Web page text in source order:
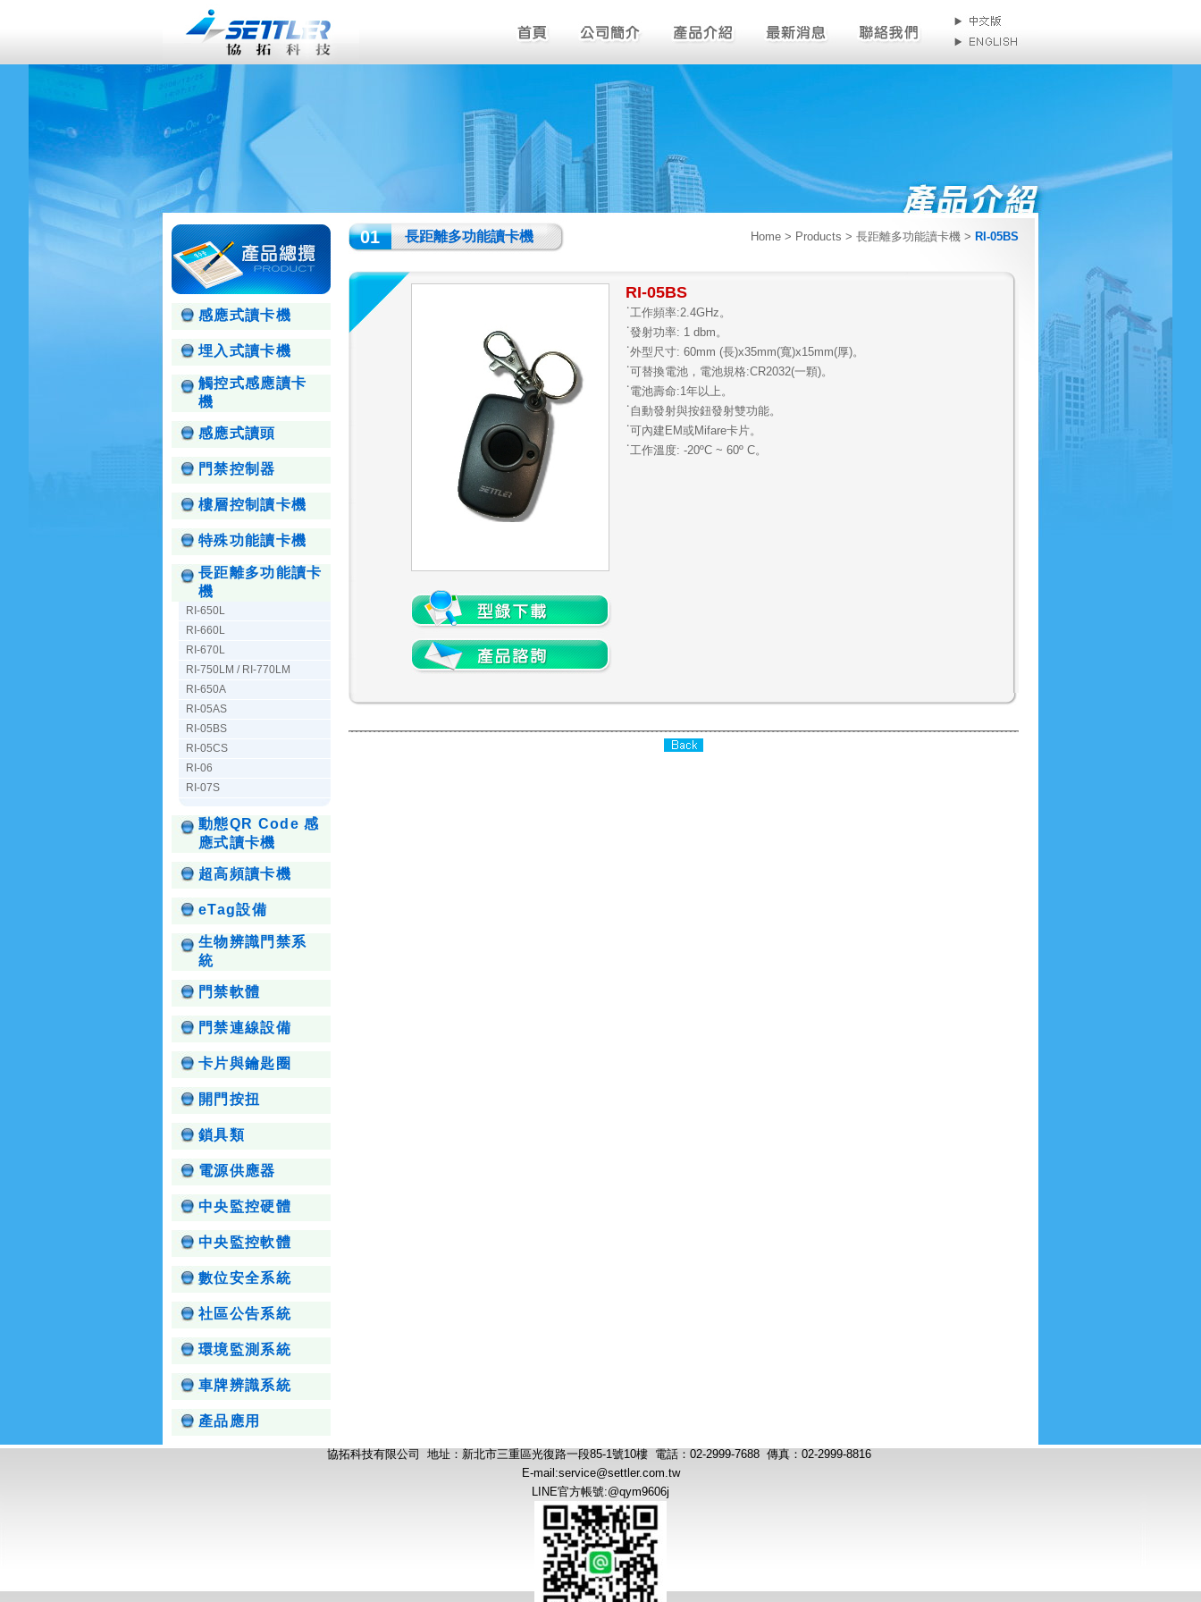
感應式讀卡機
埋入式讀卡機
觸控式感應讀卡
機
感應式讀頭
門禁控制器
樓層控制讀卡機
特殊功能讀卡機
長距離多功能讀卡
機
RI-650L
RI-660L
RI-670L
RI-750LM / RI-770LM
RI-650A
RI-05AS
RI-05BS
RI-05CS
RI-06
RI-07S
動態QR Code 感
應式讀卡機
超高頻讀卡機
eTag設備
生物辨識門禁系
統
門禁軟體
門禁連線設備
卡片與鑰匙圈
開門按扭
鎖具類
電源供應器
中央監控硬體
中央監控軟體
數位安全系統
社區公告系統
環境監測系統
車牌辨識系統
產品應用
01 長距離多功能讀卡機 Home > Products > 長距離多功能讀卡機 > RI-05BS
RI-05BS
˙工作頻率:2.4GHz。
˙發射功率: 1 dbm。
˙外型尺寸: 60mm (長)x35mm(寬)x15mm(厚)。
˙可替換電池，電池規格:CR2032(一顆)。
˙電池壽命:1年以上。
˙自動發射與按鈕發射雙功能。
˙可內建EM或Mifare卡片。
˙工作溫度: -20ºC ~ 60º C。
協拓科技有限公司 地址：新北市三重區光復路一段85-1號10樓 電話：02-2999-7688 傳真：02-2999-8816
E-mail:service@settler.com.tw
LINE官方帳號:@qym9606j